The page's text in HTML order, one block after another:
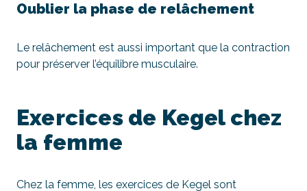
Oublier la phase de relâchement
Le relâchement est aussi important que la contraction
pour préserver l’équilibre musculaire.
Exercices de Kegel chez
la femme
Chez la femme, les exercices de Kegel sont